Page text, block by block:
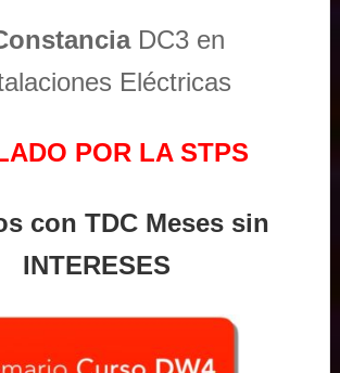
DC3 en
Eléctricas
POR LA STPS
con TDC Meses sin
INTERESES